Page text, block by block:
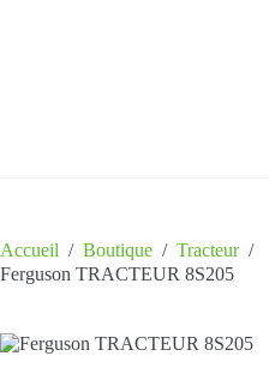
Accueil / Boutique / Tracteur /
Ferguson TRACTEUR 8S205